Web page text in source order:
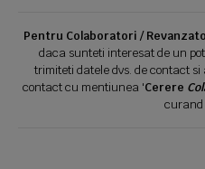
Pentru Colaboratori /
daca sunteti interesat de un
trimiteti datele dvs. de contact
contact cu mentiunea 'Cerere
curand